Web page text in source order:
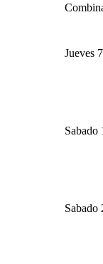
Jueves
Sabado
Sabado